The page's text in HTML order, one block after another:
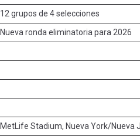
12 grupos de 4 selecciones
Nueva ronda eliminatoria para 2026
MetLife Stadium, Nueva York/Nueva